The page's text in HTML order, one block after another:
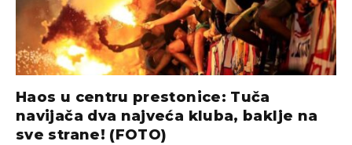
Haos u centru prestonice: Tuča
navijača dva najveća kluba, baklje na
sve strane! (FOTO)